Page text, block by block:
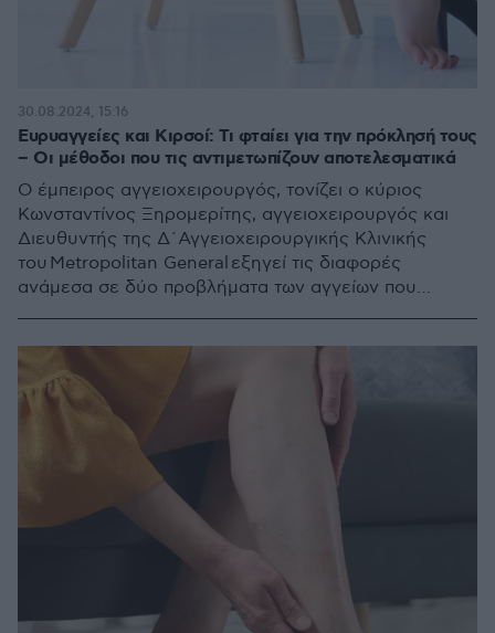
Ευρυαγγείες και Κιρσοί: Τι φταίει για την πρόκλησή τους
– Οι μέθοδοι που τις αντιμετωπίζουν αποτελεσματικά
Ο έμπειρος αγγειοχειρουργός, τονίζει ο κύριος
Κωνσταντίνος Ξηρομερίτης, αγγειοχειρουργός και
Διευθυντής της Δ´Αγγειοχειρουργικής Κλινικής
του Metropolitan General εξηγεί τις διαφορές
ανάμεσα σε δύο προβλήματα των αγγείων που
λύσεις
30.08.2024, 15:16